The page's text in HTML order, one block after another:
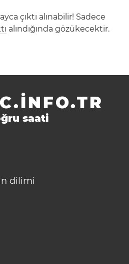
çıktı alınabilir! Sadece
alındığında gözükecektir.
saati
dilimi